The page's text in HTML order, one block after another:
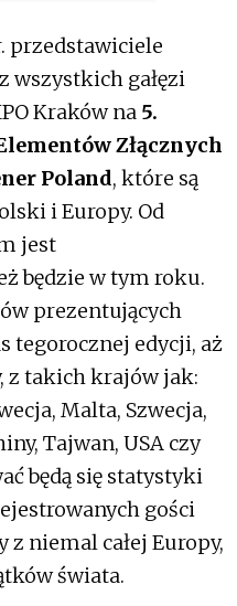
przedstawiciele
wszystkich gałęzi
Kraków na 5.
Złącznych
Poland, które są
i Europy. Od
jest
będzie w tym roku.
prezentujących
tegorocznej edycji, aż
z takich krajów jak:
Malta, Szwecja,
Tajwan, USA czy
będą się statystyki
gości
niemal całej Europy,
świata.